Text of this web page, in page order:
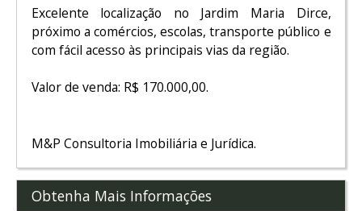
Excelente localização no Jardim Maria Dirce,
próximo a comércios, escolas, transporte público e
com fácil acesso às principais vias da região.
Valor de venda: R$ 170.000,00.
M&P Consultoria Imobiliária e Jurídica.
Obtenha Mais Informações